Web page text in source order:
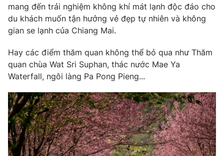
Cơ quan chủ quản:
Đài Truyền hình Việt Nam
Giấy phép hoạt động báo in và báo điện tử số 483/GP-BTTTT
cấp ngày 29/12/2023
Tổng Biên tập:Vũ Thanh Thủy
Phó Tổng Biên tập:Nguyễn Thị Mỹ Hạnh, Phạm Quốc Thắng,
Nguyễn Trọng Ninh
mang đến trải nghiệm không khí mát lạnh độc đáo cho
du khách muốn tận hưởng vẻ đẹp tự nhiên và không
gian se lạnh của Chiang Mai.
Hay các điểm thăm quan không thể bỏ qua như Thăm
quan chùa Wat Sri Suphan, thác nước Mae Ya
Waterfall, ngôi làng Pa Pong Pieng...